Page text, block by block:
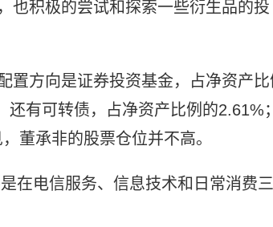
也积极的尝试和探索一些衍生品的投
置方向是证券投资基金，占净资产比
有可转债，占净资产比例的2.61%；
董承非的股票仓位并不高。
在电信服务、信息技术和日常消费三